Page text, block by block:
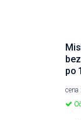
po
cena